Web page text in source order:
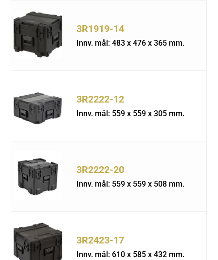
3R1919-14
Innv. mål: 483 x 476 x 365 mm.
3R2222-12
Innv. mål: 559 x 559 x 305 mm.
3R2222-20
Innv. mål: 559 x 559 x 508 mm.
3R2423-17
Innv. mål: 610 x 585 x 432 mm.